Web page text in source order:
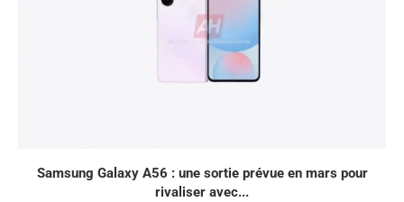
Samsung Galaxy A56 : une sortie prévue en mars pour
rivaliser avec...